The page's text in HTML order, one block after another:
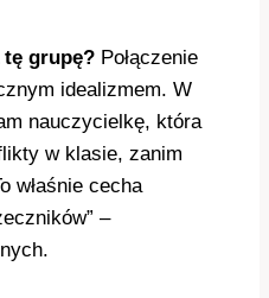
grupę? Połączenie
idealizmem. W
nauczycielkę, która
w klasie, zanim
właśnie cecha
–